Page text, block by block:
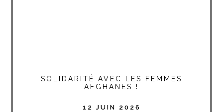
SOLIDARITÉ AVEC LES FEMMES
AFGHANES !
12 JUIN 2026